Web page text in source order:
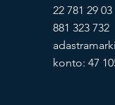
22 781 29 03
881 323 732
konto: 47